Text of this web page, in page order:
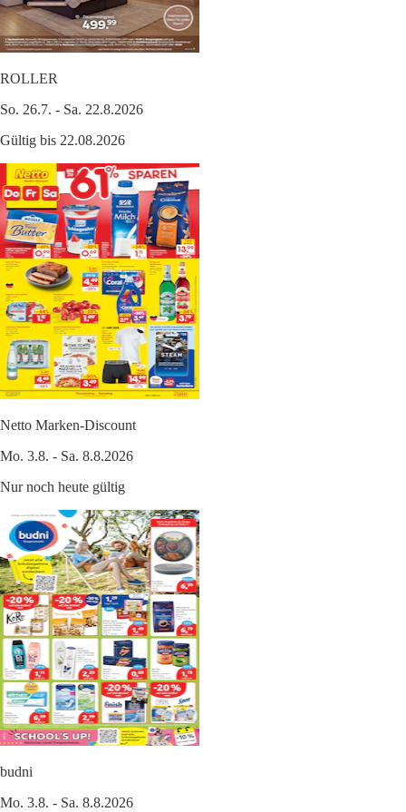
ROLLER
So. 26.7. - Sa. 22.8.2026
Gültig bis 22.08.2026
Netto Marken-Discount
Mo. 3.8. - Sa. 8.8.2026
Nur noch heute gültig
budni
Mo. 3.8. - Sa. 8.8.2026